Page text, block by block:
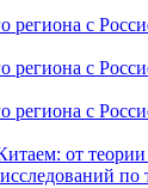
с
с
с
от теории
по